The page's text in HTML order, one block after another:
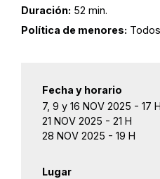
Duración: 52 min.
Política de menores:
Fecha y horario
7, 9 y 16 NOV 2025 - 17 H
21 NOV 2025 - 21 H
28 NOV 2025 - 19 H
Lugar